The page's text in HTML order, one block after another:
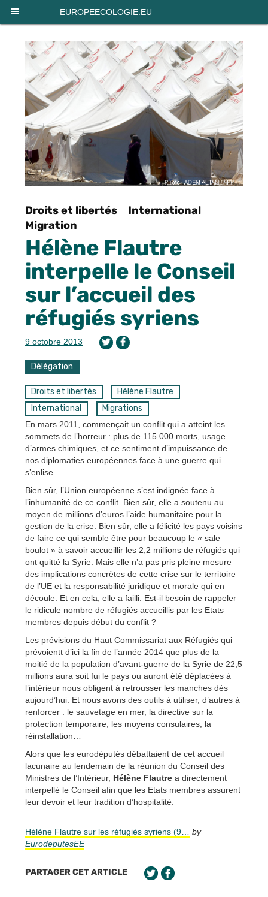
EUROPEECOLOGIE.EU
Droits et libertés
International
Migration
Hélène Flautre
interpelle le Conseil
sur l’accueil des
réfugiés syriens
9 octobre 2013
Délégation
Droits et libertés
Hélène Flautre
International
Migrations
En mars 2011, commençait un conflit qui a atteint les
sommets de l’horreur : plus de 115.000 morts, usage
d’armes chimiques, et ce sentiment d’impuissance de
nos diplomaties européennes face à une guerre qui
s’enlise.
Bien sûr, l’Union européenne s’est indignée face à
l’inhumanité de ce conflit. Bien sûr, elle a soutenu au
moyen de millions d’euros l’aide humanitaire pour la
gestion de la crise. Bien sûr, elle a félicité les pays voisins
de faire ce qui semble être pour beaucoup le « sale
boulot » à savoir accueillir les 2,2 millions de réfugiés qui
ont quitté la Syrie. Mais elle n’a pas pris pleine mesure
des implications concrètes de cette crise sur le territoire
de l’UE et la responsabilité juridique et morale qui en
découle. Et en cela, elle a failli. Est-il besoin de rappeler
le ridicule nombre de réfugiés accueillis par les Etats
membres depuis début du conflit ?
Les prévisions du Haut Commissariat aux Réfugiés qui
prévoientt d’ici la fin de l’année 2014 que plus de la
moitié de la population d’avant-guerre de la Syrie de 22,5
millions aura soit fui le pays ou auront été déplacées à
l’intérieur nous obligent à retrousser les manches dès
aujourd’hui. Et nous avons des outils à utiliser, d’autres à
renforcer : le sauvetage en mer, la directive sur la
protection temporaire, les moyens consulaires, la
réinstallation…
Alors que les eurodéputés débattaient de cet accueil
lacunaire au lendemain de la réunion du Conseil des
Ministres de l’Intérieur, Hélène Flautre a directement
interpellé le Conseil afin que les Etats membres assurent
leur devoir et leur tradition d’hospitalité.
Hélène Flautre sur les réfugiés syriens (9… by
EurodeputesEE
PARTAGER CET ARTICLE